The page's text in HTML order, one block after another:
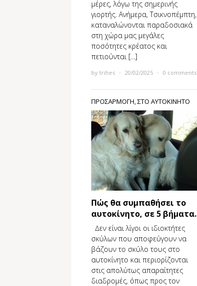
μέρες, λόγω της σημερινής
γιορτής. Ανήμερα, Τσικνοπέμπτη,
καταναλώνονται παραδοσιακά
στη χώρα μας μεγάλες
ποσότητες κρέατος και
πετιούνται […]
by trihes 20/02/2025 0 comments
ΠΡΟΣΑΡΜΟΓΗ,ΣΤΟ ΑΥΤΟΚΙΝΗΤΟ
Πώς θα συμπαθήσει το
αυτοκίνητο, σε 5 βήματα.
∆εν είναι λίγοι οι ιδιοκτήτες
σκύλων που αποφεύγουν να
βάζουν το σκύλο τους στο
αυτοκίνητο και περιορίζονται
στις απολύτως απαραίτητες
διαδρομές, όπως προς τον